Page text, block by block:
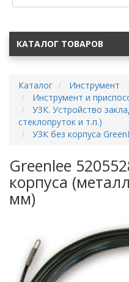
КАТАЛОГ ТОВАРОВ
Каталог
Инструмент
Инструмент и
УЗК. Устройство
стеклопруток и т.п.)
УЗК без корпуса
Greenlee
корпуса
мм)